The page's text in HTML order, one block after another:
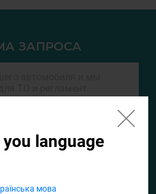
language
мова
ЗАПРОСА
найдем список для ТО